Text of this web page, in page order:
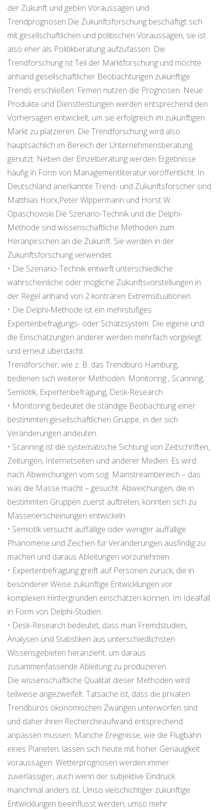
der Zukunft und geben Voraussagen und
Trendprognosen.Die Zukunftsforschung beschäftigt sich
mit gesellschaftlichen und politischen Voraussagen; sie ist
also eher als Politikberatung aufzufassen. Die
Trendforschung ist Teil der Marktforschung und möchte
anhand gesellschaftlicher Beobachtungen zukünftige
Trends erschließen. Firmen nutzen die Prognosen. Neue
Produkte und Dienstleistungen werden entsprechend den
Vorhersagen entwickelt, um sie erfolgreich im zukünftigen
Markt zu platzieren. Die Trendforschung wird also
hauptsächlich im Bereich der Unternehmensberatung
genutzt. Neben der Einzelberatung werden Ergebnisse
häufig in Form von Managementliteratur veröffentlicht. In
Deutschland anerkannte Trend- und Zukunftsforscher sind
Matthias Horx,Peter Wippermann und Horst W.
Opaschowski.Die Szenario-Technik und die Delphi-
Methode sind wissenschaftliche Methoden zum
Heranpirschen an die Zukunft. Sie werden in der
Zukunftsforschung verwendet.
• Die Szenario-Technik entwirft unterschiedliche
wahrscheinliche oder mögliche Zukunftsvorstellungen in
der Regel anhand von 2 konträren Extremsituationen.
• Die Delphi-Methode ist ein mehrstufiges
Expertenbefragungs- oder Schätzsystem. Die eigene und
die Einschätzungen anderer werden mehrfach vorgelegt
und erneut überdacht.
Trendforscher, wie z. B. das Trendbüro Hamburg,
bedienen sich weiterer Methoden: Monitoring , Scanning,
Semiotik, Expertenbefragung, Desk-Research.
• Monitoring bedeutet die ständige Beobachtung einer
bestimmten gesellschaftlichen Gruppe, in der sich
Veränderungen andeuten.
• Scanning ist die systematische Sichtung von Zeitschriften,
Zeitungen, Internetseiten und anderer Medien. Es wird
nach Abweichungen vom sog. Mainstreambereich – das
was die Masse macht – gesucht. Abweichungen, die in
bestimmten Gruppen zuerst auftreten, könnten sich zu
Massenerscheinungen entwickeln.
• Semiotik versucht auffällige oder weniger auffällige
Phänomene und Zeichen für Veränderungen ausfindig zu
machen und daraus Ableitungen vorzunehmen.
• Expertenbefragung greift auf Personen zurück, die in
besonderer Weise zukünftige Entwicklungen vor
komplexen Hintergründen einschätzen können. Im Idealfall
in Form von Delphi-Studien.
• Desk-Research bedeutet, dass man Fremdstudien,
Analysen und Statistiken aus unterschiedlichsten
Wissensgebieten heranzieht, um daraus
zusammenfassende Ableitung zu produzieren.
Die wissenschaftliche Qualität dieser Methoden wird
teilweise angezweifelt. Tatsache ist, dass die privaten
Trendbüros ökonomischen Zwängen unterworfen sind
und daher ihren Rechercheaufwand entsprechend
anpassen müssen. Manche Ereignisse, wie die Flugbahn
eines Planeten, lassen sich heute mit hoher Genauigkeit
voraussagen. Wetterprognosen werden immer
zuverlässiger, auch wenn der subjektive Eindruck
manchmal anders ist. Umso vielschichtiger zukünftige
Entwicklungen beeinflusst werden, umso mehr